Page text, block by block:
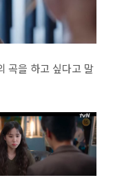
곡을 하고 싶다고 말